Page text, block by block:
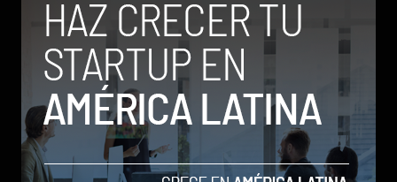
Nequi anuncia que pronto operará como compañía
de financiamiento independi
by Sergio Ramos